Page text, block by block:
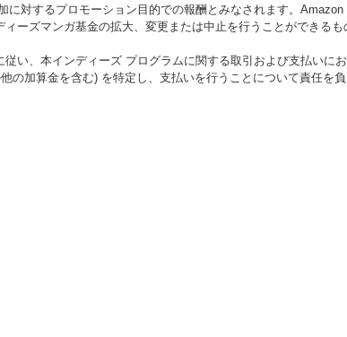
に対するプロモーション目的での報酬とみなされます。
ーズマンガ基金の拡大、変更または中止を行うことができるも
い、本インディーズ プログラムに関する取引および支払いに
の加算金を含む) を特定し、支払いを行うことについて責任を負